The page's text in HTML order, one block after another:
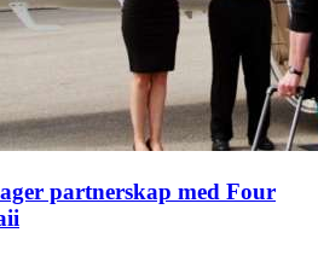
partnerskap med Four